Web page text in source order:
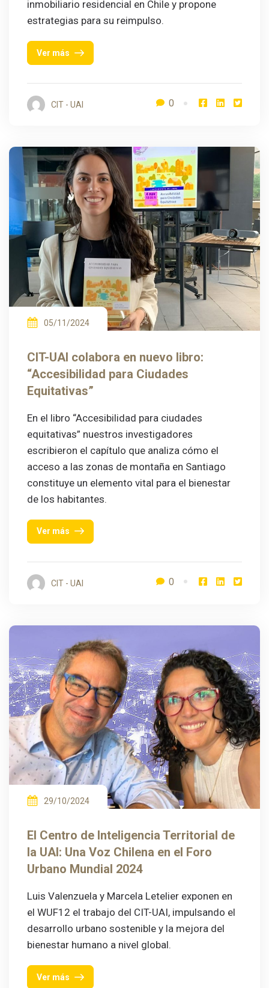
inmobiliario residencial en Chile y propone
estrategias para su reimpulso.
Ver más
CIT - UAI 0
05/11/2024
CIT-UAI colabora en nuevo libro:
“Accesibilidad para Ciudades
Equitativas”
En el libro “Accesibilidad para ciudades
equitativas” nuestros investigadores
escribieron el capítulo que analiza cómo el
acceso a las zonas de montaña en Santiago
constituye un elemento vital para el bienestar
de los habitantes.
Ver más
CIT - UAI 0
29/10/2024
El Centro de Inteligencia Territorial de
la UAI: Una Voz Chilena en el Foro
Urbano Mundial 2024
Luis Valenzuela y Marcela Letelier exponen en
el WUF12 el trabajo del CIT-UAI, impulsando el
desarrollo urbano sostenible y la mejora del
bienestar humano a nivel global.
Ver más